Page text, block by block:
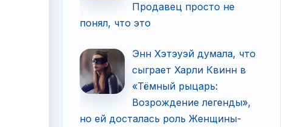
Продавец просто не
понял, что это
Энн Хэтэуэй думала, что
сыграет Харли Квинн в
«Тёмный рыцарь:
Возрождение легенды»,
но ей досталась роль Женщины-